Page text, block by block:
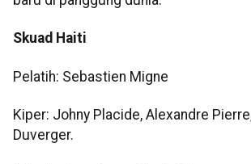
Skuad Haiti
Pelatih: Sebastien Migne
Kiper: Johny Placide, Alexandre
Duverger.